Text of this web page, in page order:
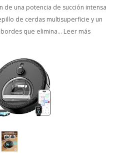
de una potencia de succión intensa
de cerdas multisuperficie y un
que elimina... Leer más